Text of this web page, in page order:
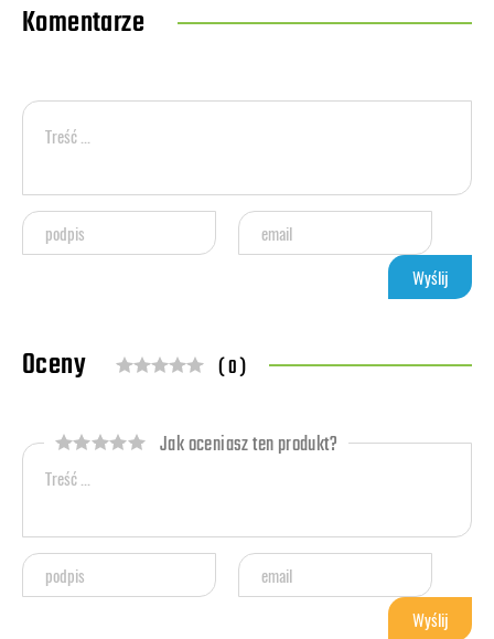
Komentarze
Oceny ( 0 )
Jak oceniasz ten produkt?